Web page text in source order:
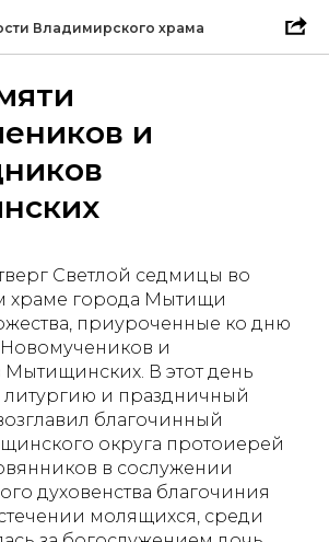
Владимирского храма
и
Светлой седмицы во
храме города Мытищи
приуроченные ко дню
Новомучеников и
В этот день
и праздничный
благочинный
округа протоиерей
в сослужении
духовенства благочиния
молящихся, среди